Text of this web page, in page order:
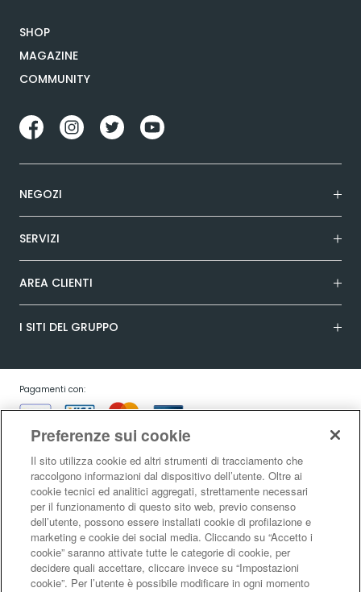
SHOP
MAGAZINE
COMMUNITY
NEGOZI
SERVIZI
AREA CLIENTI
I SITI DEL GRUPPO
Pagamenti con:
Garanzia:
Condizioni generali di vendita |Condizioni d’uso del sito|Informativa sulla
risoluzione alternativa controversie consumatori - ADR/ODR
Informativa
Preferenze sui cookie
Il sito utilizza cookie ed altri strumenti di tracciamento che
raccolgono informazioni dal dispositivo dell’utente. Oltre ai
cookie tecnici ed analitici aggregati, strettamente necessari
per il funzionamento di questo sito web, previo consenso
dell’utente, possono essere installati cookie di profilazione e
marketing e cookie dei social media. Cliccando su “Accetto i
cookie” saranno attivate tutte le categorie di cookie, per
decidere quali accettare, cliccare invece su “Impostazioni
cookie”. Per l’utente è possibile modificare in ogni momento